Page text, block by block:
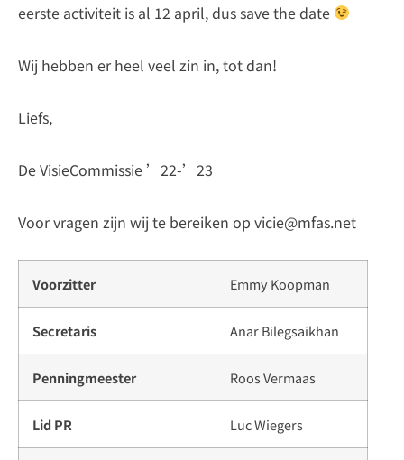
eerste activiteit is al 12 april, dus save the date
Wij hebben er heel veel zin in, tot dan!
Liefs,
De VisieCommissie ’22-’23
Voor vragen zijn wij te bereiken op vicie@mfas.net
Voorzitter Emmy Koopman
Secretaris Anar Bilegsaikhan
Penningmeester Roos Vermaas
Lid PR Luc Wiegers